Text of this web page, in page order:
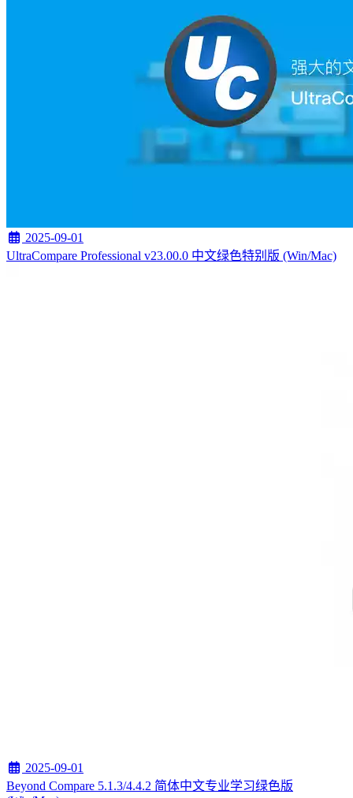
2025-09-01
UltraCompare Professional v23.00.0 中文绿色特别版 (Win/Mac)
2025-09-01
Beyond Compare 5.1.3/4.4.2 简体中文专业学习绿色版